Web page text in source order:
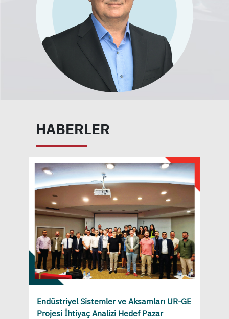
HABERLER
Endüstriyel Sistemler ve Aksamları UR-GE
Projesi İhtiyaç Analizi Hedef Pazar